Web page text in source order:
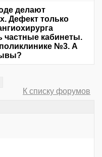
делают
Дефект только
частные кабинеты.
№3. А
К списку форумов